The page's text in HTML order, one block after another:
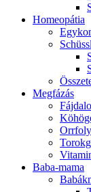
Homeopátia
Megfázás
Baba-mama